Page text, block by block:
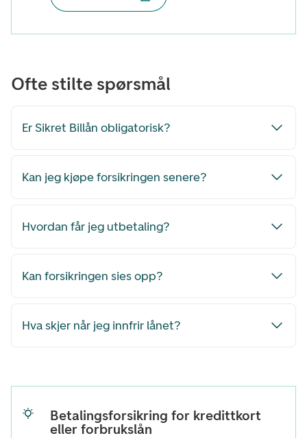
Ofte stilte spørsmål
Er Sikret Billån obligatorisk?
Kan jeg kjøpe forsikringen senere?
Hvordan får jeg utbetaling?
Kan forsikringen sies opp?
Hva skjer når jeg innfrir lånet?
Betalingsforsikring for kredittkort
eller forbrukslån